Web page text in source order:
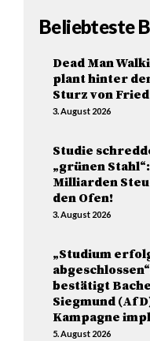
Beliebteste
Dead Man
plant hinter
Sturz von
3. August 2026
Studie
„grünen
Milliarden
den Ofen!
3. August 2026
„Studium
bestätigt
Siegmund
Kampagne
5. August 2026